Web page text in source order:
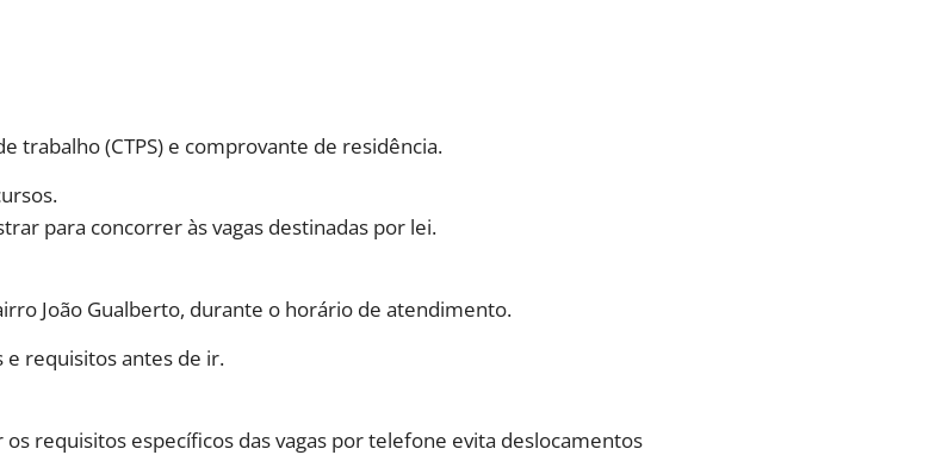
trabalho (CTPS) e comprovante de residência.
para concorrer às vagas destinadas por lei.
João Gualberto, durante o horário de atendimento.
e requisitos antes de ir.
requisitos específicos das vagas por telefone evita deslocamentos